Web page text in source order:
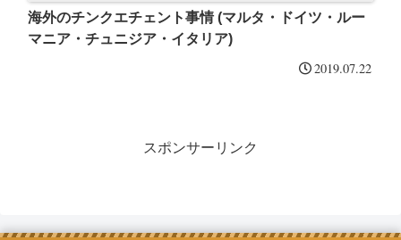
海外のチンクエチェント事情 (マルタ・ドイツ・ルー
マニア・チュニジア・イタリア)
2019.07.22
スポンサーリンク